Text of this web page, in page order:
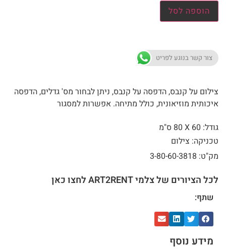
הוספה לסל
צור קשר בנוגע לפריט
צילום על קנבס, הדפסה על קנבס, ניתן לבחור מס' גדלים, הדפסה
איכותית מוזיאונית, כולל מתיחה. אפשרות למסגור
גודל: 60 X
80 ס"מ
טכניקה: צילום
מק"ט: 3-80-60-3818
לכל הציורים של צלמי ART2RENT לחצו כאן
שתף:
מידע נוסף